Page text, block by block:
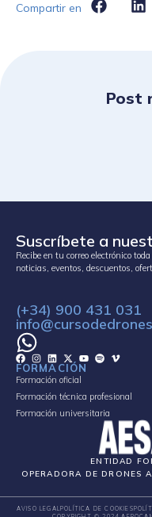
Compartir en
Post
Suscríbete a
Recibe en tu correo electrónico
noticias, eventos, descuentos,
(+34) 900 431 031
FORMACIÓN
Formación oficial
Formación técnica profesional
Formación universitaria
ENTIDAD
OPERADORA DE DRONES
AVISO LEGALPOLÍTICA DE COOKIES